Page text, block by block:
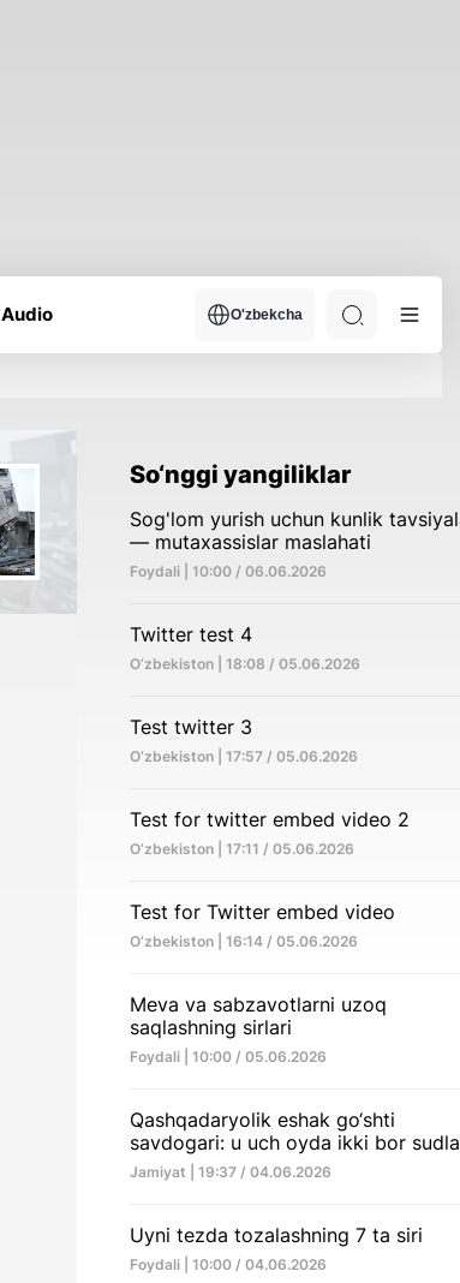
Audio O'zbekcha
So‘nggi yangiliklar
Sog'lom yurish uchun kunlik
— mutaxassislar maslahati
Foydali | 10:00 / 06.06.2026
Twitter test 4
O‘zbekiston | 18:08 / 05.06.2026
Test twitter 3
O‘zbekiston | 17:57 / 05.06.2026
Test for twitter embed video 2
O‘zbekiston | 17:11 / 05.06.2026
Test for Twitter embed video
O‘zbekiston | 16:14 / 05.06.2026
Meva va sabzavotlarni uzoq
saqlashning sirlari
Foydali | 10:00 / 05.06.2026
Qashqadaryolik eshak go‘shti
savdogari: u uch oyda ikki bor
Jamiyat | 19:37 / 04.06.2026
Uyni tezda tozalashning 7 ta siri
Foydali | 10:00 / 04.06.2026